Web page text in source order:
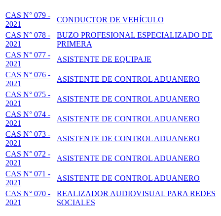
CAS N° 079 -
2021
CONDUCTOR DE VEHÍCULO
CAS N° 078 -
2021
BUZO PROFESIONAL ESPECIALIZADO DE
PRIMERA
CAS N° 077 -
2021
ASISTENTE DE EQUIPAJE
CAS N° 076 -
2021
ASISTENTE DE CONTROL ADUANERO
CAS N° 075 -
2021
ASISTENTE DE CONTROL ADUANERO
CAS N° 074 -
2021
ASISTENTE DE CONTROL ADUANERO
CAS N° 073 -
2021
ASISTENTE DE CONTROL ADUANERO
CAS N° 072 -
2021
ASISTENTE DE CONTROL ADUANERO
CAS N° 071 -
2021
ASISTENTE DE CONTROL ADUANERO
CAS N° 070 -
2021
REALIZADOR AUDIOVISUAL PARA REDES
SOCIALES